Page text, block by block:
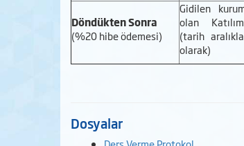
Döndükten Sonra
(%20 hibe ödemesi)
Gidilen
olan
(tarih
olarak)
Dosyalar